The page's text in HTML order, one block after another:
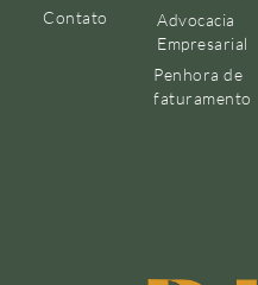
Contato
Advocacia
Empresarial
Penhora de
faturamento